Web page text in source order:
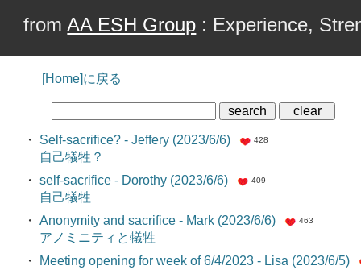
fromAA ESH Group : Experience,
[Home]に戻る
・
Self-sacrifice? - Jeffery (2023/6/6)
自己犠牲？
428
・ self-sacrifice - Dorothy (2023/6/6)
自己犠牲
409
・ Anonymity and sacrifice - Mark (2023/6/6)
アノミニティと犠牲
463
・
Meeting opening for week of 6/4/2023 - Lisa (2023/6/5)